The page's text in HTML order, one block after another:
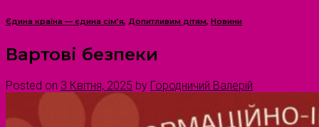
Єдина країна — єдина сім’я, Допитливим дітям, Новини
Вартові безпеки
Posted on 3 Квітня, 2025 by Городничий Валерій